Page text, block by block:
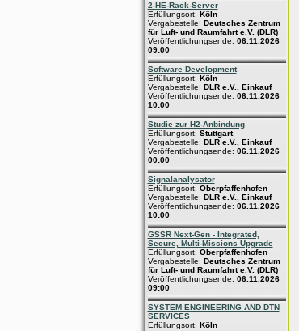
2-HE-Rack-Server
Erfüllungsort: Köln
Vergabestelle: Deutsches Zentrum
für Luft- und Raumfahrt e.V. (DLR)
Veröffentlichungsende: 06.11.2026
09:00
Software Development
Erfüllungsort: Köln
Vergabestelle: DLR e.V., Einkauf
Veröffentlichungsende: 06.11.2026
10:00
Studie zur H2-Anbindung
Erfüllungsort: Stuttgart
Vergabestelle: DLR e.V., Einkauf
Veröffentlichungsende: 06.11.2026
00:00
Signalanalysator
Erfüllungsort: Oberpfaffenhofen
Vergabestelle: DLR e.V., Einkauf
Veröffentlichungsende: 06.11.2026
10:00
GSSR Next-Gen - Integrated,
Secure, Multi-Missions Upgrade
Erfüllungsort: Oberpfaffenhofen
Vergabestelle: Deutsches Zentrum
für Luft- und Raumfahrt e.V. (DLR)
Veröffentlichungsende: 06.11.2026
09:00
SYSTEM ENGINEERING AND DTN
SERVICES
Erfüllungsort: Köln